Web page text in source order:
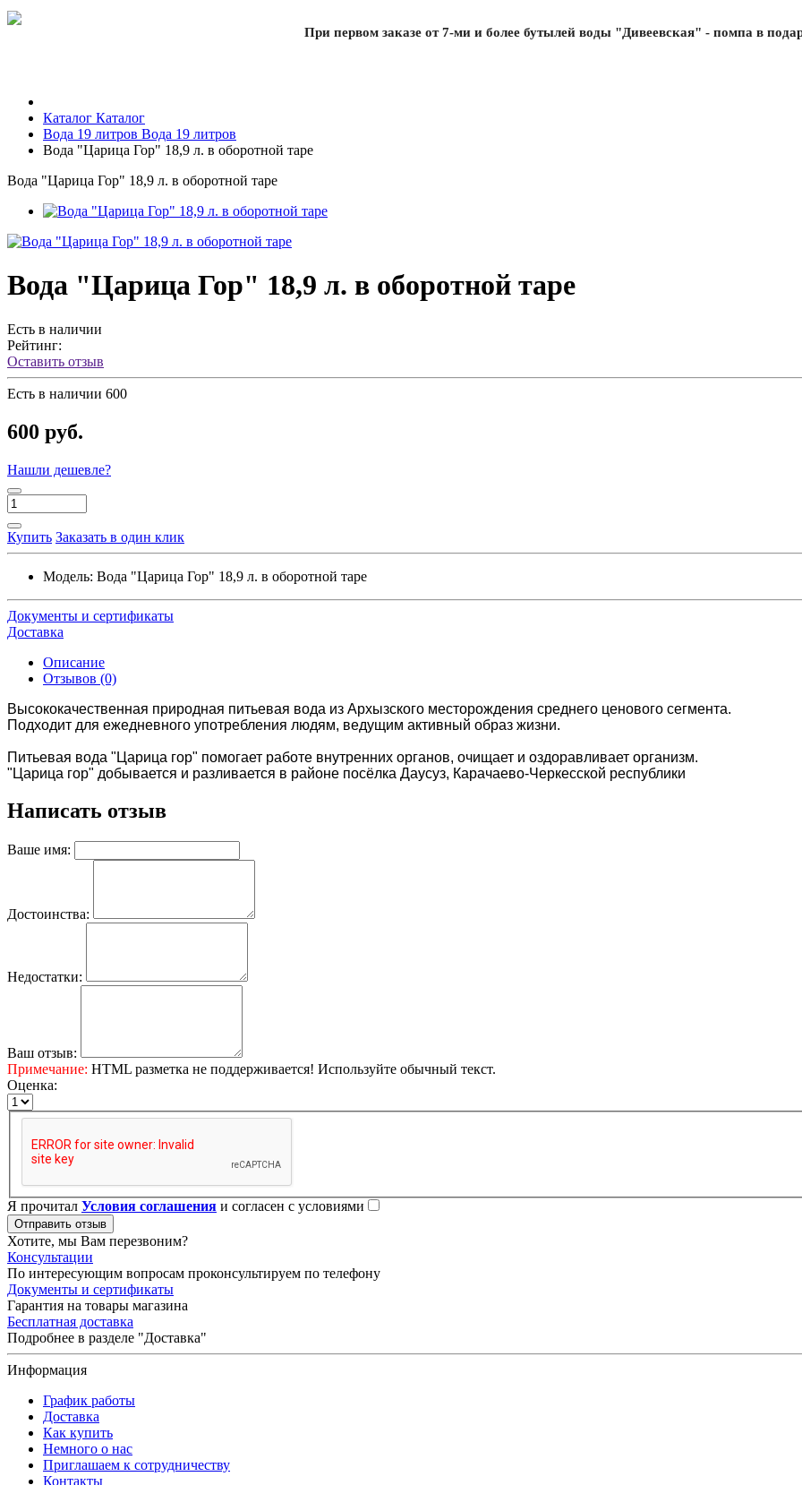
При первом заказе от 7-ми и более бутылей воды "Дивеевская" - помпа в
Каталог Каталог
Вода 19 литров Вода 19 литров
Вода "Царица Гор" 18,9 л. в оборотной таре
Вода "Царица Гор" 18,9 л. в оборотной таре
Вода "Царица Гор" 18,9 л. в оборотной таре
Есть в наличии
Рейтинг:
Оставить отзыв
Есть в наличии 600
600 руб.
Нашли дешевле?
Купить Заказать в один клик
Модель: Вода "Царица Гор" 18,9 л. в оборотной таре
Документы и сертификаты
Доставка
Описание
Отзывов (0)
Высококачественная природная питьевая вода из Архызского месторождения среднего ценового сегмента.
Подходит для ежедневного употребления людям, ведущим активный образ жизни.
Питьевая вода "Царица гор" помогает работе внутренних органов, очищает и оздоравливает организм.
"Царица гор" добывается и разливается в районе посёлка Даусуз, Карачаево-Черкесской республики
Написать отзыв
Ваше имя:
Достоинства:
Недостатки:
Ваш отзыв:
Примечание: HTML разметка не поддерживается! Используйте обычный текст.
Оценка:
Я прочитал Условия соглашения и согласен с условиями
Отправить отзыв
Хотите, мы Вам перезвоним?
Консультации
По интересующим вопросам проконсультируем по телефону
Документы и сертификаты
Гарантия на товары магазина
Бесплатная доставка
Подробнее в разделе "Доставка"
Информация
График работы
Доставка
Как купить
Немного о нас
Приглашаем к сотрудничеству
Контакты